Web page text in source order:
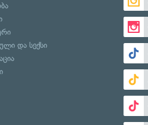
და სექსი